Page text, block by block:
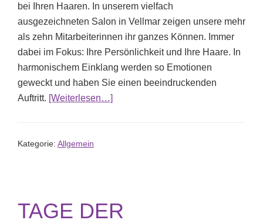
bei Ihren Haaren. In unserem vielfach
ausgezeichneten Salon in Vellmar zeigen unsere mehr
als zehn Mitarbeiterinnen ihr ganzes Können. Immer
dabei im Fokus: Ihre Persönlichkeit und Ihre Haare. In
harmonischem Einklang werden so Emotionen
geweckt und haben Sie einen beeindruckenden
Auftritt. [Weiterlesen…]ÜberSchnell und Sicher Online-
Kategorie: Allgemein
TAGE DER